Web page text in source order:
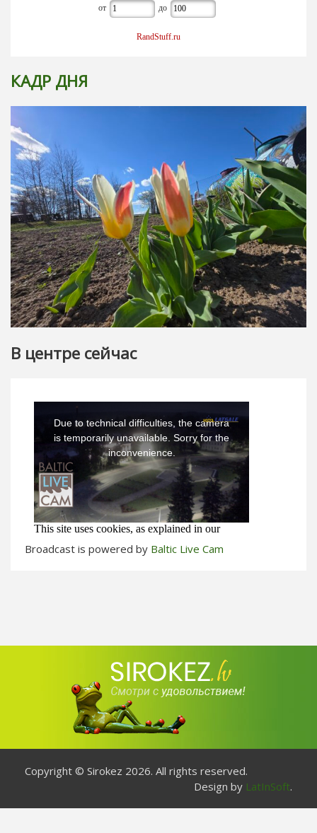
от до
RandStuff.ru
КАДР ДНЯ
В центре сейчас
Broadcast is powered by Baltic Live Cam
Copyright © Sirokez 2026. All rights reserved.
Design by LatInSoft.